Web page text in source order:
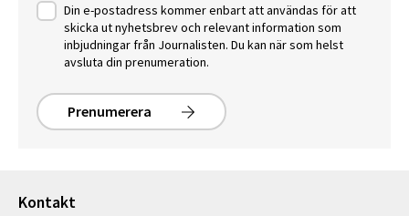
Din e-postadress kommer enbart att användas för att
skicka ut nyhetsbrev och relevant information som
inbjudningar från Journalisten. Du kan när som helst
avsluta din prenumeration.
Prenumerera
Kontakt